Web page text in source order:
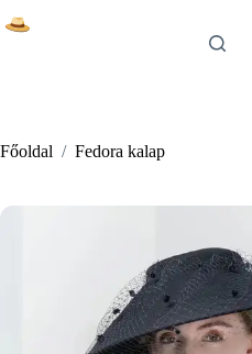
to
Főoldal / Fedora kalap